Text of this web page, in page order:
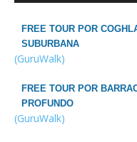
FREE TOUR POR
SUBURBANA
(GuruWalk)
FREE TOUR POR
PROFUNDO
(GuruWalk)